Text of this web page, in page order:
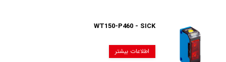
WT150-P460 - SICK
اطلاعات بیشتر